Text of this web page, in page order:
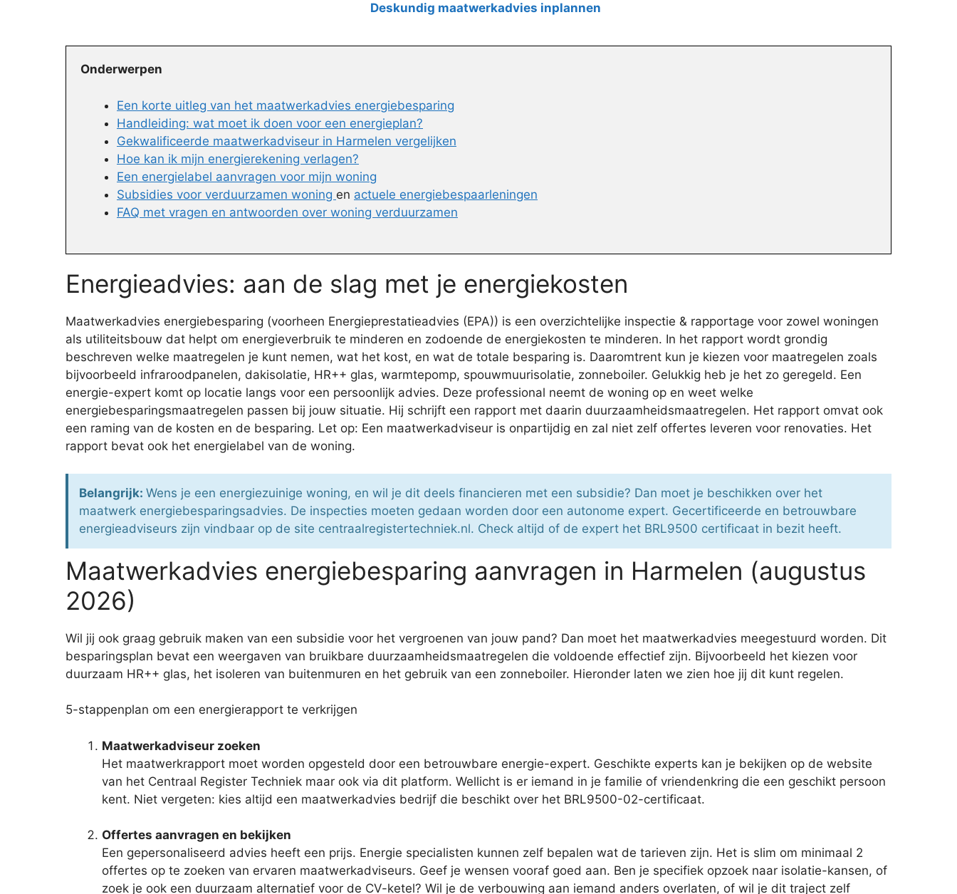
Deskundig maatwerkadvies inplannen
Onderwerpen
Een korte uitleg van het maatwerkadvies energiebesparing
Handleiding: wat moet ik doen voor een energieplan?
Gekwalificeerde maatwerkadviseur in Harmelen vergelijken
Hoe kan ik mijn energierekening verlagen?
Een energielabel aanvragen voor mijn woning
Subsidies voor verduurzamen woning en actuele energiebespaarleningen
FAQ met vragen en antwoorden over woning verduurzamen
Energieadvies: aan de slag met je energiekosten
Maatwerkadvies energiebesparing (voorheen Energieprestatieadvies (EPA)) is een overzichtelijke inspectie & rapportage voor zowel woningen
als utiliteitsbouw dat helpt om energieverbruik te minderen en zodoende de energiekosten te minderen. In het rapport wordt grondig
beschreven welke maatregelen je kunt nemen, wat het kost, en wat de totale besparing is. Daaromtrent kun je kiezen voor maatregelen zoals
bijvoorbeeld infraroodpanelen, dakisolatie, HR++ glas, warmtepomp, spouwmuurisolatie, zonneboiler. Gelukkig heb je het zo geregeld. Een
energie-expert komt op locatie langs voor een persoonlijk advies. Deze professional neemt de woning op en weet welke
energiebesparingsmaatregelen passen bij jouw situatie. Hij schrijft een rapport met daarin duurzaamheidsmaatregelen. Het rapport omvat ook
een raming van de kosten en de besparing. Let op: Een maatwerkadviseur is onpartijdig en zal niet zelf offertes leveren voor renovaties. Het
rapport bevat ook het energielabel van de woning.
Belangrijk: Wens je een energiezuinige woning, en wil je dit deels financieren met een subsidie? Dan moet je beschikken over het
maatwerk energiebesparingsadvies. De inspecties moeten gedaan worden door een autonome expert. Gecertificeerde en betrouwbare
energieadviseurs zijn vindbaar op de site centraalregistertechniek.nl. Check altijd of de expert het BRL9500 certificaat in bezit heeft.
Maatwerkadvies energiebesparing aanvragen in Harmelen (augustus
2026)
Wil jij ook graag gebruik maken van een subsidie voor het vergroenen van jouw pand? Dan moet het maatwerkadvies meegestuurd worden. Dit
besparingsplan bevat een weergaven van bruikbare duurzaamheidsmaatregelen die voldoende effectief zijn. Bijvoorbeeld het kiezen voor
duurzaam HR++ glas, het isoleren van buitenmuren en het gebruik van een zonneboiler. Hieronder laten we zien hoe jij dit kunt regelen.
5-stappenplan om een energierapport te verkrijgen
Maatwerkadviseur zoeken
Het maatwerkrapport moet worden opgesteld door een betrouwbare energie-expert. Geschikte experts kan je bekijken op de website
van het Centraal Register Techniek maar ook via dit platform. Wellicht is er iemand in je familie of vriendenkring die een geschikt persoon
kent. Niet vergeten: kies altijd een maatwerkadvies bedrijf die beschikt over het BRL9500-02-certificaat.
Offertes aanvragen en bekijken
Een gepersonaliseerd advies heeft een prijs. Energie specialisten kunnen zelf bepalen wat de tarieven zijn. Het is slim om minimaal 2
offertes op te zoeken van ervaren maatwerkadviseurs. Geef je wensen vooraf goed aan. Ben je specifiek opzoek naar isolatie-kansen, of
zoek je ook een duurzaam alternatief voor de CV-ketel? Wil je de verbouwing aan iemand anders overlaten, of wil je dit traject zelf